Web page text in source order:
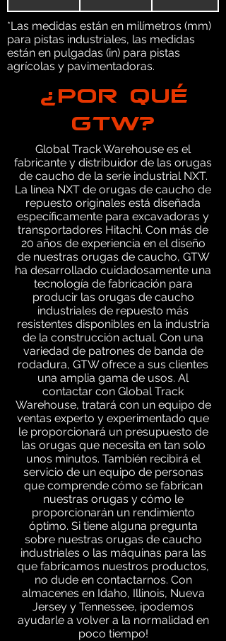
*Las medidas están en milímetros (mm)
para pistas industriales, las medidas
están en pulgadas (in) para pistas
agrícolas y pavimentadoras.
¿POR QUÉ
GTW?
Global Track Warehouse es el
fabricante y distribuidor de las orugas
de caucho de la serie industrial NXT.
La línea NXT de orugas de caucho de
repuesto originales está diseñada
específicamente para excavadoras y
transportadores Hitachi. Con más de
20 años de experiencia en el diseño
de nuestras orugas de caucho, GTW
ha desarrollado cuidadosamente una
tecnología de fabricación para
producir las orugas de caucho
industriales de repuesto más
resistentes disponibles en la industria
de la construcción actual. Con una
variedad de patrones de banda de
rodadura, GTW ofrece a sus clientes
una amplia gama de usos. Al
contactar con Global Track
Warehouse, tratará con un equipo de
ventas experto y experimentado que
le proporcionará un presupuesto de
las orugas que necesita en tan solo
unos minutos. También recibirá el
servicio de un equipo de personas
que comprende cómo se fabrican
nuestras orugas y cómo le
proporcionarán un rendimiento
óptimo. Si tiene alguna pregunta
sobre nuestras orugas de caucho
industriales o las máquinas para las
que fabricamos nuestros productos,
no dude en contactarnos. Con
almacenes en Idaho, Illinois, Nueva
Jersey y Tennessee, ¡podemos
ayudarle a volver a la normalidad en
poco tiempo!